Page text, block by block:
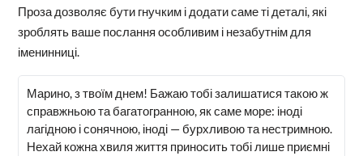
Проза дозволяє бути гнучким і додати саме ті деталі, які
зроблять ваше послання особливим і незабутнім для
іменинниці.
Марино, з твоїм днем! Бажаю тобі залишатися такою ж
справжньою та багатогранною, як саме море: іноді
лагідною і сонячною, іноді — бурхливою та нестримною.
Нехай кожна хвиля життя приносить тобі лише приємні